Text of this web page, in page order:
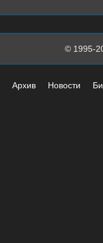
© 1995-
Архив Новости